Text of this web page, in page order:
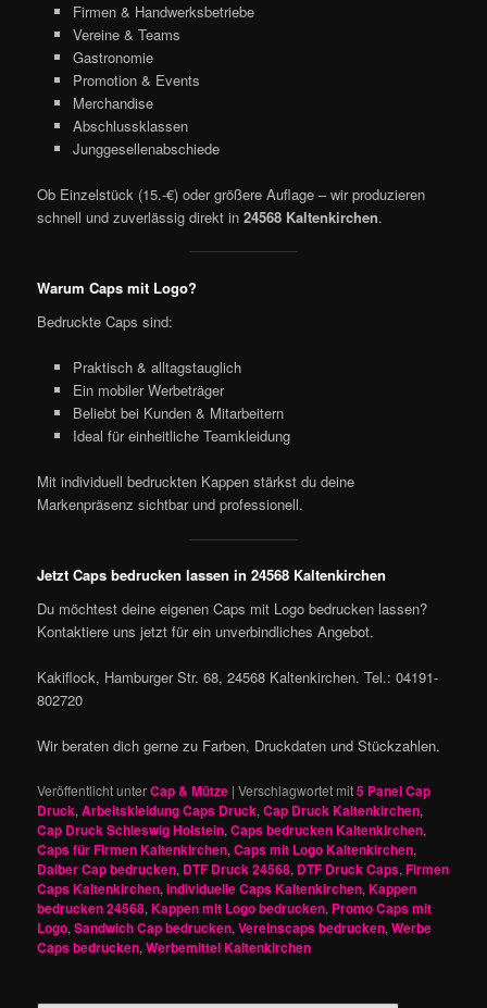
Firmen & Handwerksbetriebe
Vereine & Teams
Gastronomie
Promotion & Events
Merchandise
Abschlussklassen
Junggesellenabschiede
Ob Einzelstück (15.-€) oder größere Auflage – wir produzieren
schnell und zuverlässig direkt in24568 Kaltenkirchen.
Warum Caps mit Logo?
Bedruckte Caps sind:
Praktisch & alltagstauglich
Ein mobiler Werbeträger
Beliebt bei Kunden & Mitarbeitern
Ideal für einheitliche Teamkleidung
Mit individuell bedruckten Kappen stärkst du deine
Markenpräsenz sichtbar und professionell.
Jetzt Caps bedrucken lassen in 24568 Kaltenkirchen
Du möchtest deine eigenen Caps mit Logo bedrucken lassen?
Kontaktiere uns jetzt für ein unverbindliches Angebot.
Kakiflock, Hamburger Str. 68, 24568 Kaltenkirchen. Tel.: 04191-
802720
Wir beraten dich gerne zu Farben, Druckdaten und Stückzahlen.
Veröffentlicht unterCap & Mütze |Verschlagwortet mit5 Panel Cap
Druck,Arbeitskleidung Caps Druck,Cap Druck Kaltenkirchen,
Cap Druck Schleswig Holstein,Caps bedrucken Kaltenkirchen,
Caps für Firmen Kaltenkirchen,Caps mit Logo Kaltenkirchen,
Daiber Cap bedrucken, DTF Druck 24568, DTF Druck Caps,Firmen
Caps Kaltenkirchen,individuelle Caps Kaltenkirchen,Kappen
bedrucken 24568,Kappen mit Logo bedrucken, Promo Caps mit
Logo,Sandwich Cap bedrucken,Vereinscaps bedrucken,Werbe
Caps bedrucken,Werbemittel Kaltenkirchen